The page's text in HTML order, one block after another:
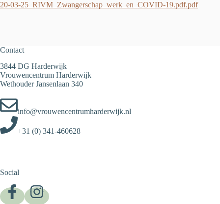
20-03-25_RIVM_Zwangerschap_werk_en_COVID-19.pdf.pdf
Contact
3844 DG Harderwijk
Vrouwencentrum Harderwijk
Wethouder Jansenlaan 340
info@vrouwencentrumharderwijk.nl
+31 (0) 341-460628
Social